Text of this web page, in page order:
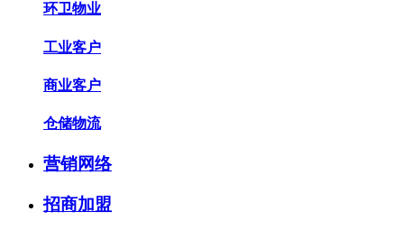
环卫物业
工业客户
商业客户
仓储物流
营销网络
招商加盟